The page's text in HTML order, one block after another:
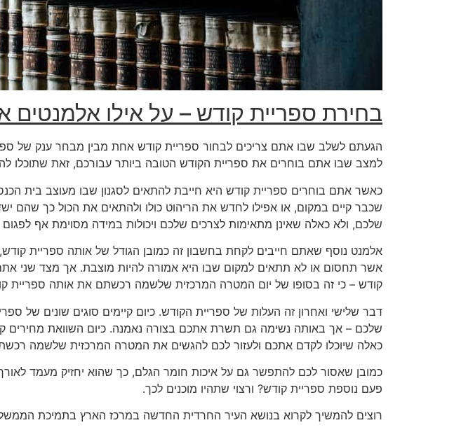
בחירת ספריית קודש – על אילו אלמנטים
הגעתם לשלב שבו אתם צריכים לבחור ספריית קודש אחת מבין מבחר ענק של
למצב שבו אתם בוחרים את ספריית הקודש הטובה ביותר עבורכם, זאת שתוכלו
כאשר אתם בוחרים ספריית קודש היא חייבת להתאים לסגנון שבו מעוצב בית
שכבר קיים במקום, או אפילו לחדש את הריהוט כולו ולהתאים את הכול כך שהם
שלכם, ולא כאלה שאינן מתאימות לצרכים שלכם ויכולות במידה מסוימת אף
אלמנט נוסף שאתם חייבים לקחת בחשבון זה כמובן הגודל של אותה ספריית
אשר תחסום או לא תתאים למקום שבו היא אמורה להיות מוצבת. אך מצד שני
קודש – כי זה בסופו של יום המטרה המרכזית שלשמה רכשתם את אותה ספריית
דבר שלישי ואחרון זה העלות של ספריית הקודש. כיום קיימים סוגים שונים של
שלכם – אך באותה נשימה גם תשרת אתכם בצורה נאמנה. כיום השוואת מחירים
כאלה שיוכלו לקדם אתכם ולעזור לכם להגשים את המטרה המרכזית שלשמה
כמובן שאסור לכם להתפשר גם על איכות חומר הגלם, כך שהוא יחזיק מעמד
פעם נוספת ספריית קודש? ורצוי שתהיו מוכנים לכך.
רוצים להמשיך לקרוא בנושא העיר החרדית החדשה במרכז הארץ בתמיכת